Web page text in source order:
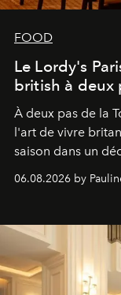
FOOD
Le Lordy's
british à deux
À deux pas de la
l'art de vivre
saison dans un
06.08.2026 by